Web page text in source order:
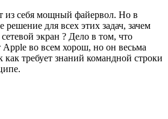
из себя мощный файервол. Но в
решение для всех этих задач, зачем
экран ? Дело в том, что
во всем хорош, но он весьма
как требует знаний командной строки